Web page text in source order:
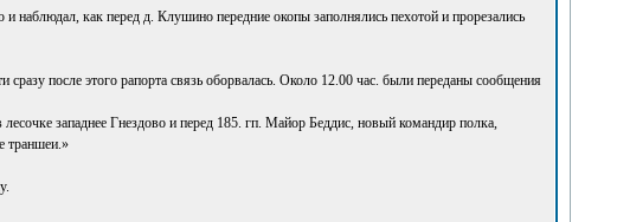
как перед д. Клушино передние окопы заполнялись пехотой и прорезались
после этого рапорта связь оборвалась. Около 12.00 час. были переданы сообщения
западнее Гнездово и перед 185. гп. Майор Беддис, новый командир полка,
траншеи.»